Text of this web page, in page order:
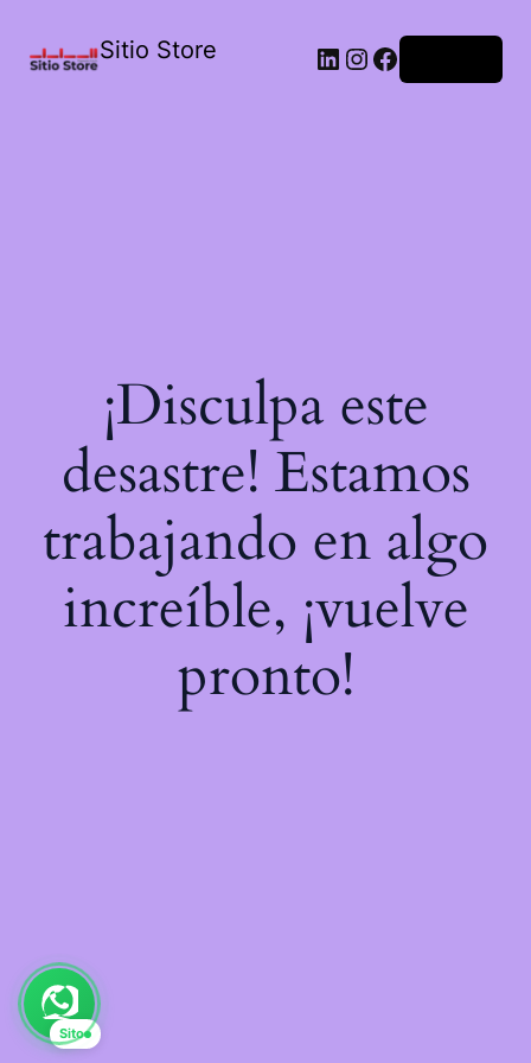
Sitio Store
¡Disculpa este
desastre! Estamos
trabajando en algo
increíble, ¡vuelve
pronto!
Sito